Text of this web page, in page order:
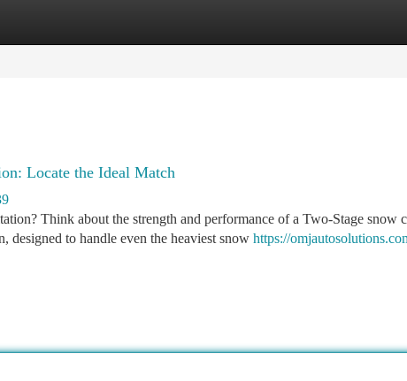
Locate the Ideal Match
Think about the strength and performance of a Two-Stage snow
designed to handle even the heaviest snow https://